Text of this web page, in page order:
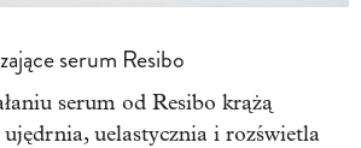
serum Resibo
serum od Resibo krążą
ujędrnia, uelastycznia i rozświetla